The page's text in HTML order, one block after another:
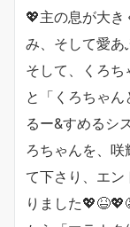
💖主の息が大
み、そして愛あ
そして、くろち
と「くろちゃ
るー&すめるシ
ろちゃんを、咲
て下さり、エ
りました